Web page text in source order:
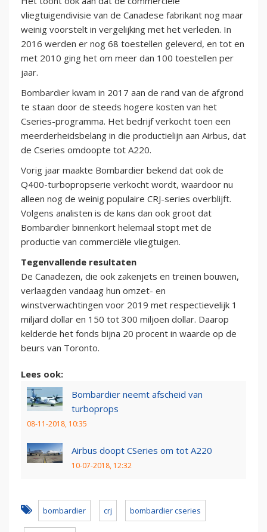
vliegtuigendivisie van de Canadese fabrikant nog maar
weinig voorstelt in vergelijking met het verleden. In
2016 werden er nog 68 toestellen geleverd, en tot en
met 2010 ging het om meer dan 100 toestellen per
jaar.
Bombardier kwam in 2017 aan de rand van de afgrond
te staan door de steeds hogere kosten van het
Cseries-programma. Het bedrijf verkocht toen een
meerderheidsbelang in die productielijn aan Airbus, dat
de Cseries omdoopte tot A220.
Vorig jaar maakte Bombardier bekend dat ook de
Q400-turbopropserie verkocht wordt, waardoor nu
alleen nog de weinig populaire CRJ-series overblijft.
Volgens analisten is de kans dan ook groot dat
Bombardier binnenkort helemaal stopt met de
productie van commerciële vliegtuigen.
Tegenvallende resultaten
De Canadezen, die ook zakenjets en treinen bouwen,
verlaagden vandaag hun omzet- en
winstverwachtingen voor 2019 met respectievelijk 1
miljard dollar en 150 tot 300 miljoen dollar. Daarop
kelderde het fonds bijna 20 procent in waarde op de
beurs van Toronto.
Lees ook:
Bombardier neemt afscheid van
turboprops
08-11-2018, 10:35
Airbus doopt CSeries om tot A220
10-07-2018, 12:32
bombardier crj bombardier cseries